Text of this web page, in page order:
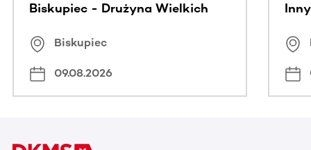
Biskupiec - Drużyna Wielkich
Biskupiec
09.08.2026